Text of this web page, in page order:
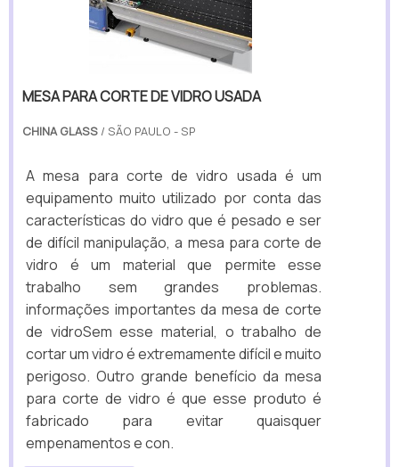
MESA PARA CORTE DE VIDRO USADA
CHINA GLASS / SÃO PAULO - SP
A mesa para corte de vidro usada é um
equipamento muito utilizado por conta das
características do vidro que é pesado e ser
de difícil manipulação, a mesa para corte de
vidro é um material que permite esse
trabalho sem grandes problemas.
informações importantes da mesa de corte
de vidroSem esse material, o trabalho de
cortar um vidro é extremamente difícil e muito
perigoso. Outro grande benefício da mesa
para corte de vidro é que esse produto é
fabricado para evitar quaisquer
empenamentos e con.